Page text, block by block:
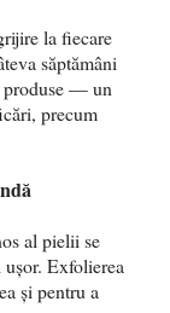
la fiecare
săptămâni
produse — un
precum
al pielii se
Exfolierea
și pentru a